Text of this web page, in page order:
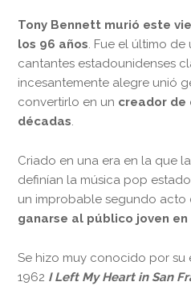
Tony Bennett murió este
los 96 años. Fue el último
cantantes estadounidenses
incesantemente alegre unió
convertirlo en un creador de
décadas.
Criado en una era en la que
definían la música pop
un improbable segundo acto
ganarse al público joven
Se hizo muy conocido por
1962 I Left My Heart in San